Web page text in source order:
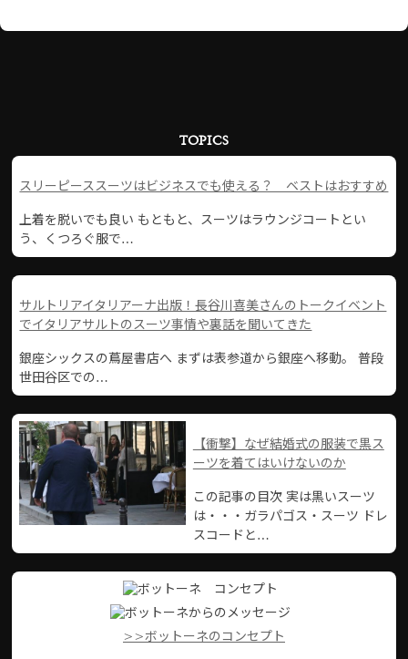
TOPICS
スリーピーススーツはビジネスでも使える？ ベストはおすすめ
上着を脱いでも良い もともと、スーツはラウンジコートとい
う、くつろぐ服で…
サルトリアイタリアーナ出版！長谷川喜美さんのトークイベント
でイタリアサルトのスーツ事情や裏話を聞いてきた
銀座シックスの蔦屋書店へ まずは表参道から銀座へ移動。 普段
世田谷区での…
【衝撃】なぜ結婚式の服装で黒ス
ーツを着てはいけないのか
この記事の目次 実は黒いスーツ
は・・・ガラパゴス・スーツ ドレ
スコードと…
>>ボットーネのコンセプト